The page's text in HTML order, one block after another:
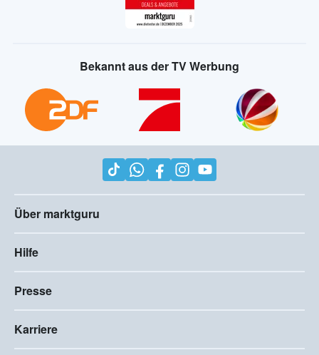
Bekannt aus der TV Werbung
Über marktguru
Hilfe
Presse
Karriere